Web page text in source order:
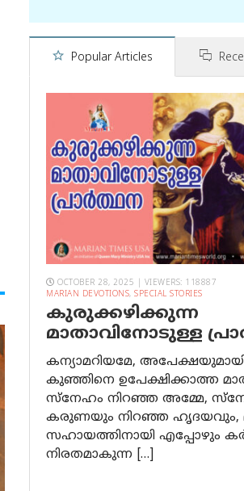
Popular Articles
OCTOBER 28, 2025 | VIEWERS: 118887
MARIAN DEVOTIONS, SPECIAL STORIES
കുരുക്കഴിക്കുന്ന
മാതാവിനോടുള്ള
കന്യാമറിയമേ,
കുഞ്ഞിനെ ഉപേക്ഷിക്കാത്ത
സ്നേഹം നിറഞ്ഞ അമ്മേ,
കരുണയും നിറഞ്ഞ ഹൃദയവും,
സഹായത്തിനായി എപ്പോഴും
നിരതമാകുന്ന […]